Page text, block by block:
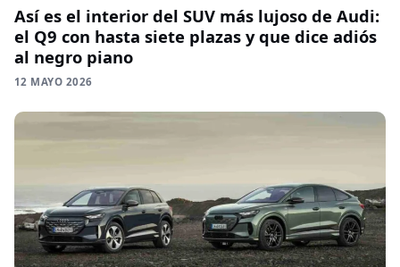
Así es el interior del SUV más lujoso de Audi:
el Q9 con hasta siete plazas y que dice adiós
al negro piano
12 MAYO 2026